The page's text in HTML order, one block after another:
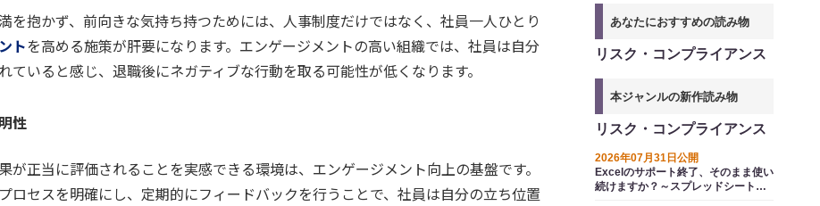
を抱かず、前向きな気持ち持つためには、人事制度だけではなく、社員一人ひとり
トを高める施策が肝要になります。エンゲージメントの高い組織では、社員は自分
ていると感じ、退職後にネガティブな行動を取る可能性が低くなります。
性
が正当に評価されることを実感できる環境は、エンゲージメント向上の基盤です。
ロセスを明確にし、定期的にフィードバックを行うことで、社員は自分の立ち位置
あなたにおすすめの読み物
リスク・コンプライアンス
本ジャンルの新作読み物
リスク・コンプライアンス
2026年07月31日公開
Excelのサポート終了、そのまま使い
続けますか？～スプレッドシートと